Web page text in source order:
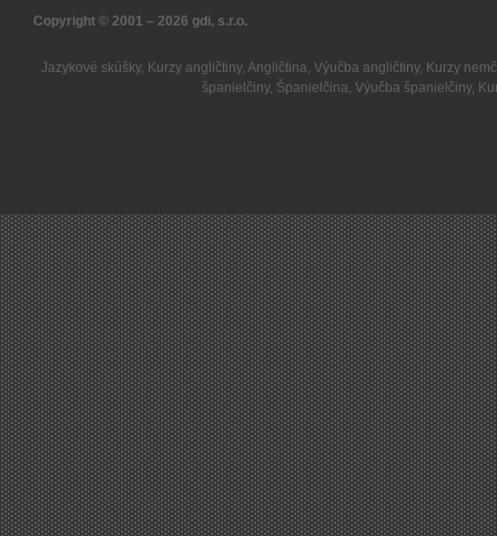
Copyright © 2001 – 2026 gdi, s.r.o.
Jazykové skúšky, Kurzy angličtiny, Angličtina, Výučba angličtiny, Kurzy
španielčiny, Španielčina, Výučba španielčiny,